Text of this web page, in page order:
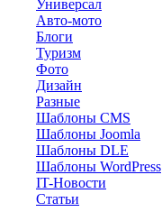
Универсал
Авто-мото
Блоги
Туризм
Фото
Дизайн
Разные
Шаблоны CMS
Шаблоны Joomla
Шаблоны DLE
Шаблоны WordPress
IT-Новости
Статьи